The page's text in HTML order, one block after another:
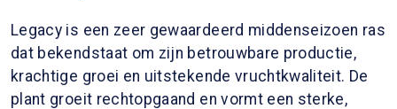
Legacy is een zeer gewaardeerd middenseizoen ras
dat bekendstaat om zijn betrouwbare productie,
krachtige groei en uitstekende vruchtkwaliteit. De
plant groeit rechtopgaand en vormt een sterke,